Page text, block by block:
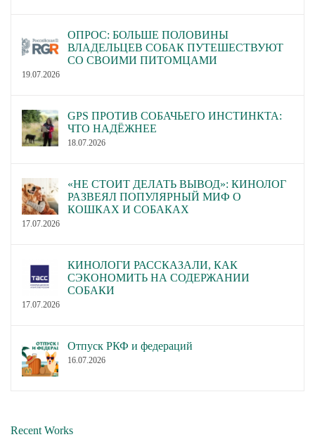
ОПРОС: БОЛЬШЕ ПОЛОВИНЫ
ВЛАДЕЛЬЦЕВ СОБАК ПУТЕШЕСТВУЮТ
СО СВОИМИ ПИТОМЦАМИ
19.07.2026
GPS ПРОТИВ СОБАЧЬЕГО ИНСТИНКТА:
ЧТО НАДЁЖНЕЕ
18.07.2026
«НЕ СТОИТ ДЕЛАТЬ ВЫВОД»: КИНОЛОГ
РАЗВЕЯЛ ПОПУЛЯРНЫЙ МИФ О
КОШКАХ И СОБАКАХ
17.07.2026
КИНОЛОГИ РАССКАЗАЛИ, КАК
СЭКОНОМИТЬ НА СОДЕРЖАНИИ
СОБАКИ
17.07.2026
Отпуск РКФ и федераций
16.07.2026
Recent Works